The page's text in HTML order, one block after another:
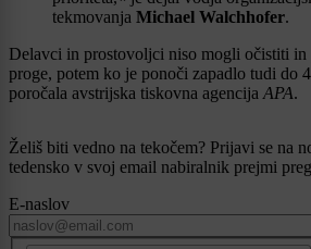
tekmovanja Michael Walchhofer.
Delavci in prostovoljci niso mogli očistiti
proge, potem ko je ponoči zapadlo tudi do
poročala avstrijska tiskovna agencija APA.
Želiš biti vedno na tekočem? Prijavi se na
tedensko v svoj email nabiralnik prejmi
E-naslov